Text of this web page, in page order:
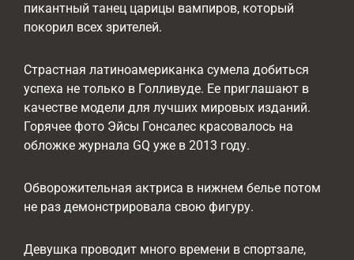
пикантный танец царицы вампиров, который
покорил всех зрителей.
Страстная латиноамериканка сумела добиться
успеха не только в Голливуде. Ее приглашают в
качестве модели для лучших мировых изданий.
Горячее фото Эйсы Гонсалес красовалось на
обложке журнала GQ уже в 2013 году.
Обворожительная актриса в нижнем белье потом
не раз демонстрировала свою фигуру.
Девушка проводит много времени в спортзале,